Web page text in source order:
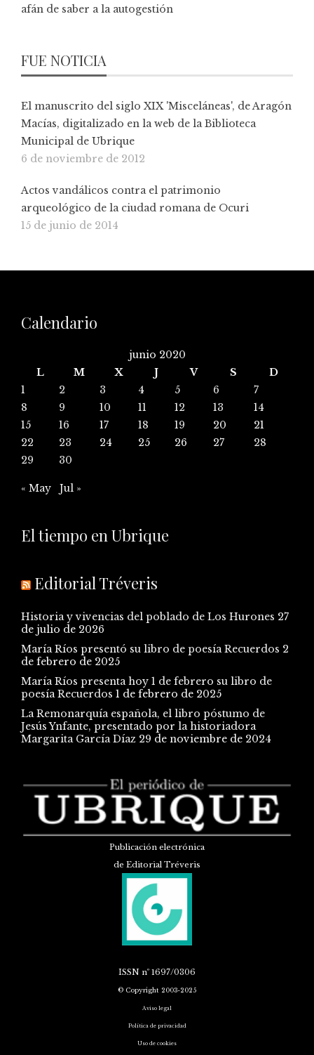
afán de saber a la autogestión
FUE NOTICIA
El manuscrito del siglo XIX 'Misceláneas', de Aragón
Macías, digitalizado en la web de la Biblioteca
Municipal de Ubrique
6 de noviembre de 2012
Actos vandálicos contra el patrimonio
arqueológico de la ciudad romana de Ocuri
15 de junio de 2014
Calendario
junio 2020
L
M X J V S
D
1
2 3 4 5 6
7
8
9 10 11 12 13
14
15
16 17 18 19 20
21
22
23 24 25 26 27
28
29
30
« May Jul »
El tiempo en Ubrique
Editorial Tréveris
Historia y vivencias del poblado de Los Hurones 27
de julio de 2026
María Ríos presentó su libro de poesía Recuerdos 2
de febrero de 2025
María Ríos presenta hoy 1 de febrero su libro de
poesía Recuerdos 1 de febrero de 2025
La Remonarquía española, el libro póstumo de
Jesús Ynfante, presentado por la historiadora
Margarita García Díaz 29 de noviembre de 2024
Publicación electrónica
de Editorial Tréveris
ISSN nº 1697/0306
© Copyright 2003-2025
Aviso legal
Política de privacidad
Uso de cookies